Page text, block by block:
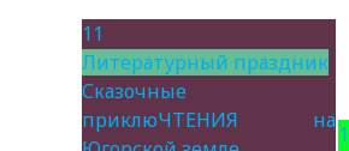
11
Литературный праздник
Сказочные
приклюЧТЕНИЯ на